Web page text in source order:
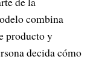
combina
producto y
decida cómo